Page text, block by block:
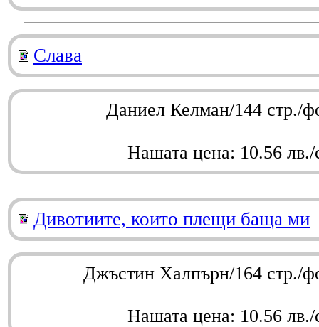
Слава
Даниел Келман/144 стр./
Нашата цена: 10.56 лв./
Дивотиите, които плещи баща ми
Джъстин Халпърн/164 стр./
Нашата цена: 10.56 лв./